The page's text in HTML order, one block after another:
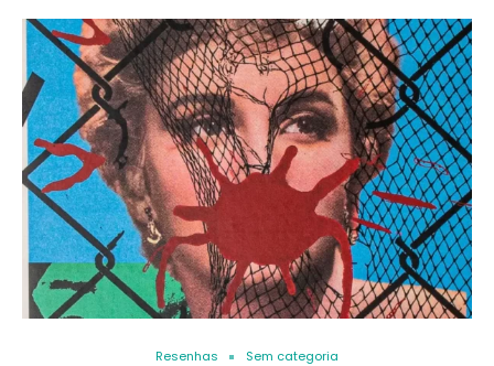
Resenhas Sem categoria